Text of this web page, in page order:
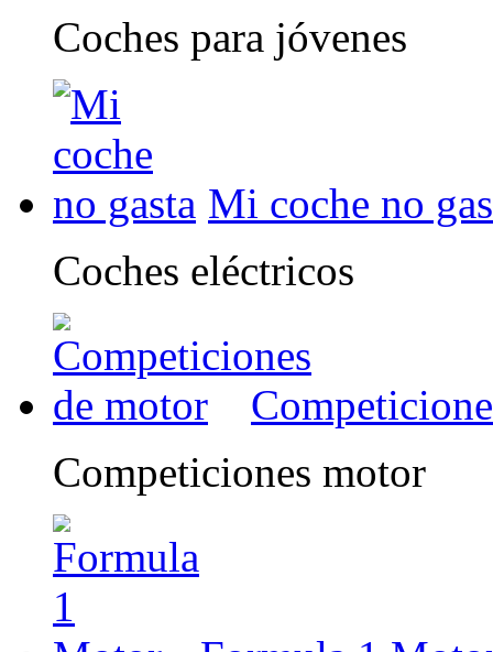
Coches para jóvenes
Mi coche no
Coches eléctricos
Competiciones motor